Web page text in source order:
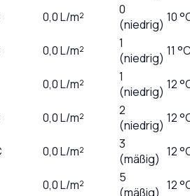
0,0L/m²
0
(niedrig) 10
0,0L/m²
1
(niedrig) 11
0,0L/m²
1
(niedrig) 12
0,0L/m²
2
(niedrig) 12
0,0L/m²
3
(mäßig) 12
0,0L/m²
5
(mäßig) 12